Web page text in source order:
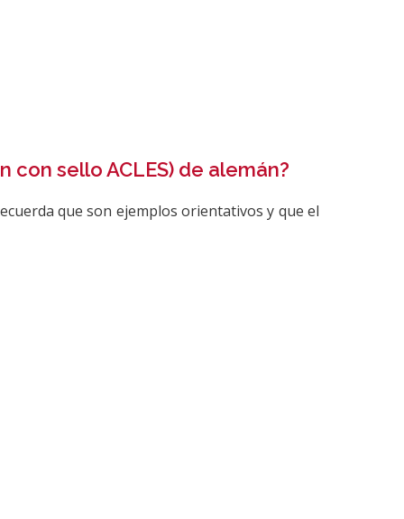
con sello ACLES) de alemán?
que son ejemplos orientativos y que el